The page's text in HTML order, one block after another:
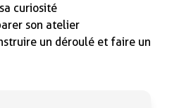
curiosité
son atelier
un déroulé et faire un